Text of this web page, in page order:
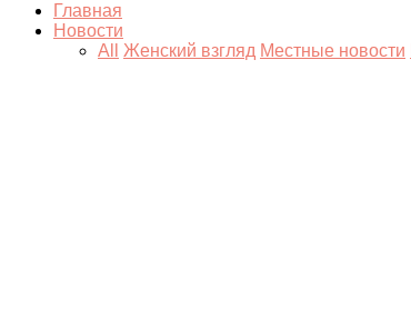
Главная
Новости
All
Женский взгляд Местные новости